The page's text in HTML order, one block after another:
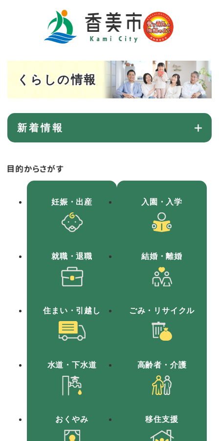
くらしの情報
新着情報
妊娠 ・出産 入園 ・入学
就職 ・退職 結婚 ・離婚
住まい ・引越し ごみ ・リサイクル
水道 ・下水道 高齢者 ・介護
おくやみ 移住支援